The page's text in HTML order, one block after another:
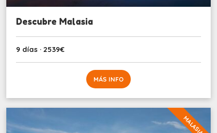
Descubre Malasia
9 días · 2539€
MÁS INFO
MALASIA